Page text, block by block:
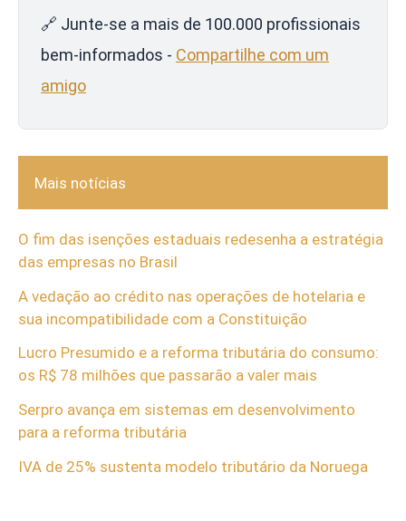
🔗 Junte-se a mais de 100.000 profissionais
bem-informados - Compartilhe com um
amigo
Mais notícias
O fim das isenções estaduais redesenha a estratégia
das empresas no Brasil
A vedação ao crédito nas operações de hotelaria e
sua incompatibilidade com a Constituição
Lucro Presumido e a reforma tributária do consumo:
os R$ 78 milhões que passarão a valer mais
Serpro avança em sistemas em desenvolvimento
para a reforma tributária
IVA de 25% sustenta modelo tributário da Noruega